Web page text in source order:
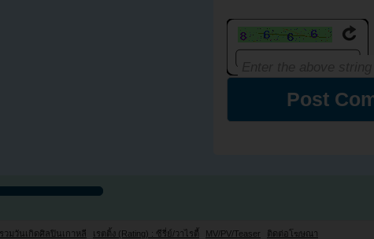
รวมวันเกิดศิลปินเกาหลี เรตติ้ง (Rating) : ซีรี่ย์/วาไรตี้ MV/PV/Teaser ติดต่อโฆษณา